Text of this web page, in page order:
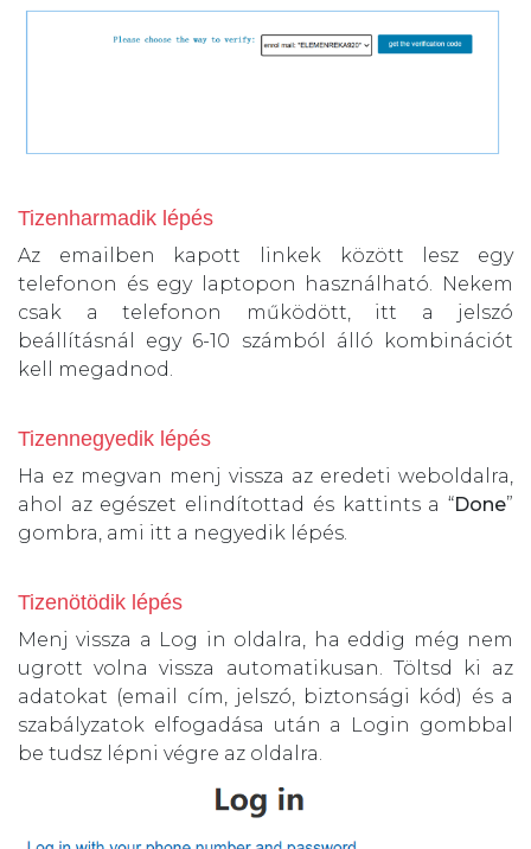
Tizenharmadik lépés
Az emailben kapott linkek között lesz egy
telefonon és egy laptopon használható. Nekem
csak a telefonon működött, itt a jelszó
beállításnál egy 6-10 számból álló kombinációt
kell megadnod.
Tizennegyedik lépés
Ha ez megvan menj vissza az eredeti weboldalra,
ahol az egészet elindítottad és kattints a “Done”
gombra, ami itt a negyedik lépés.
Tizenötödik lépés
Menj vissza a Log in oldalra, ha eddig még nem
ugrott volna vissza automatikusan. Töltsd ki az
adatokat (email cím, jelszó, biztonsági kód) és a
szabályzatok elfogadása után a Login gombbal
be tudsz lépni végre az oldalra.